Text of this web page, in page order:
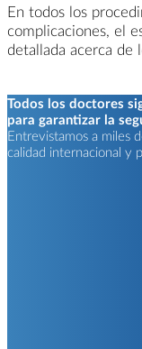
En todos los
complicaciones, el
detallada acerca de
Todos los doctores
para garantizar la
Entrevistamos a miles
calidad internacional y